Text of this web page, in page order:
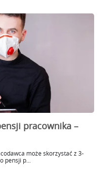
pracownika –
może skorzystać z 3-
p...